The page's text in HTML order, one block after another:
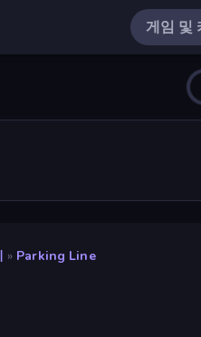
» Parking Line